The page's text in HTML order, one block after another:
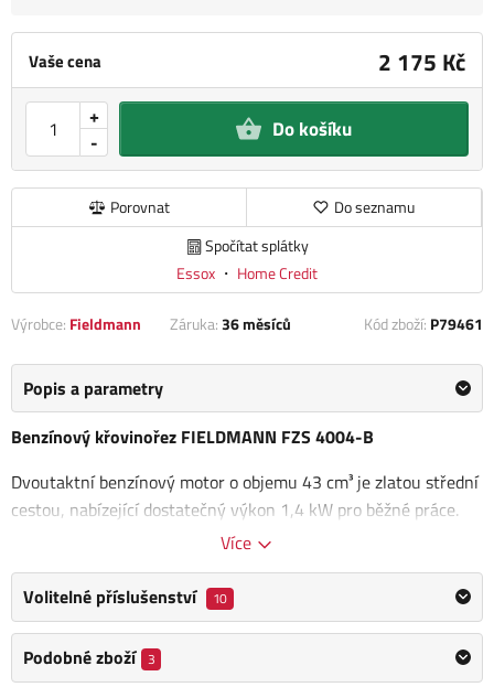
Vaše cena 2 175 Kč
-
+ Do košíku
Porovnat
Do seznamu
Spočítat splátky
Essox ・ Home Credit
Výrobce: Fieldmann Záruka:36 měsíců Kód zboží: P79461
Popis a parametry
Benzínový křovinořez FIELDMANN FZS 4004-B
Dvoutaktní benzínový motor o objemu 43 cm³ je zlatou střední
cestou, nabízející dostatečný výkon 1,4 kW pro běžné práce.
ergonomicky tvarovaná rukojeť
ploch.
Sečení vysoké trávy a úprava okolo stromů, zdí a plotů se
stávají jednoduchými díky poloautomatické žací hlavě se 2
Více
Volitelné příslušenství 10
Podobné zboží 3